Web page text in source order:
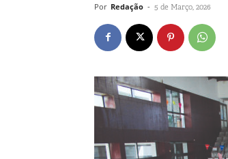
Por Redação - 5 de Março, 2026